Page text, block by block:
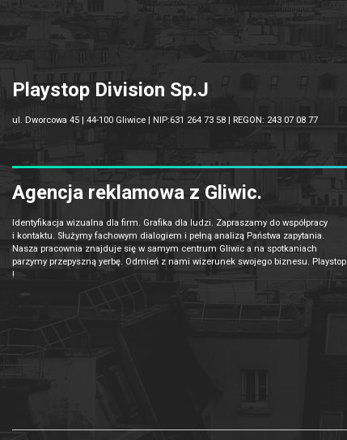
Playstop Division Sp.J
ul. Dworcowa 45 | 44-100 Gliwice | NIP:631 264 73 58 | REGON: 243 07 08 77
Agencja reklamowa z Gliwic.
Identyfikacja wizualna dla firm. Grafika dla ludzi. Zapraszamy do współpracy
i kontaktu. Służymy fachowym dialogiem i pełną analizą Państwa zapytania.
Nasza pracownia znajduje się w samym centrum Gliwic a na spotkaniach
parzymy przepyszną yerbę. Odmień z nami wizerunek swojego biznesu. Playstop
!